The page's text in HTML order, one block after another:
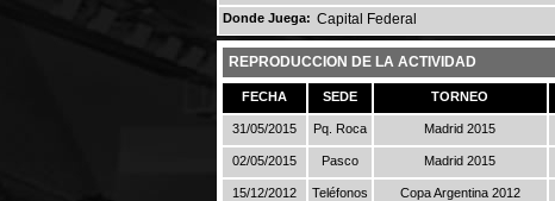
Donde Juega: Capital Federal
REPRODUCCION DE LA ACTIVIDAD
FECHA SEDE TORNEO
31/05/2015 Pq. Roca Madrid 2015
02/05/2015 Pasco Madrid 2015
15/12/2012 Teléfonos Copa Argentina 2012